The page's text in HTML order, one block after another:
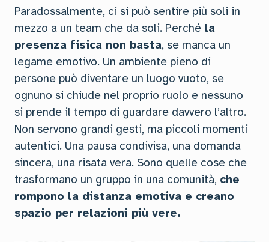
Paradossalmente, ci si può sentire più soli in
mezzo a un team che da soli. Perché la
presenza fisica non basta, se manca un
legame emotivo. Un ambiente pieno di
persone può diventare un luogo vuoto, se
ognuno si chiude nel proprio ruolo e nessuno
si prende il tempo di guardare davvero l’altro.
Non servono grandi gesti, ma piccoli momenti
autentici. Una pausa condivisa, una domanda
sincera, una risata vera. Sono quelle cose che
trasformano un gruppo in una comunità, che
rompono la distanza emotiva e creano
spazio per relazioni più vere.